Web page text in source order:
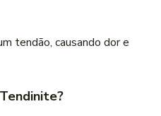
tendão, causando dor e